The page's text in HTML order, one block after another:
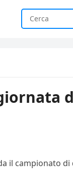
il campionato di